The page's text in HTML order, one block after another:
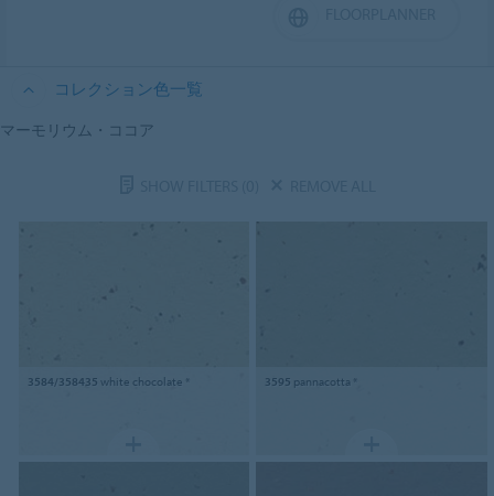
コレクション色一覧
マーモリウム・ココア
3584/358435 white chocolate * 3595 pannacotta *